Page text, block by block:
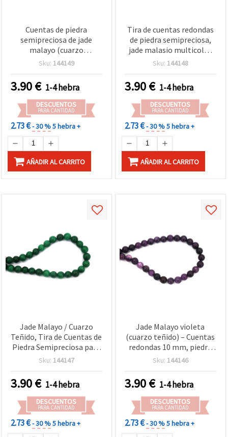
Cuentas de piedra
semipreciosa de jade
malayo (cuarzo
coloreado), rosa lechoso,
Sku: 144149
3.90€ 1-4 hebra
DESCUENTOS
PARA CANTIDAD
2.73 €- 30 %5 hebra +
AÑADIR AL CARRITO
Tira de cuentas redondas
de piedra semipreciosa,
jade malasio multicolor
(surtido) / cuarzo teñido,
– Abalorios para bisutería
y manualidades
Sku: 144148
3.90€ 1-4 hebra
DESCUENTOS
PARA CANTIDAD
2.73 €- 30 %5 hebra +
AÑADIR AL CARRITO
Jade Malayo / Cuarzo
Teñido, Tira de Cuentas de
Piedra Semipreciosa para
Bisutería, Verde,
Sku: 144147
3.90€ 1-4 hebra
DESCUENTOS
PARA CANTIDAD
2.73 €- 30 %5 hebra +
Jade Malayo violeta
(cuarzo teñido) – Cuentas
redondas 10 mm, piedra
semipreciosa, 1 tira aprox.
bisutería DIY, pulseras y
collares
Sku: 144146
3.90€ 1-4 hebra
DESCUENTOS
PARA CANTIDAD
2.73 €- 30 %5 hebra +